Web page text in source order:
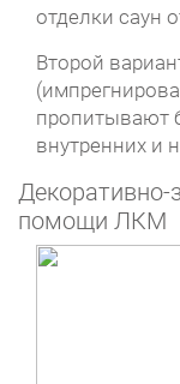
отделки саун
Второй
пропитывают
внутренних и
Декоративно-
помощи ЛКМ